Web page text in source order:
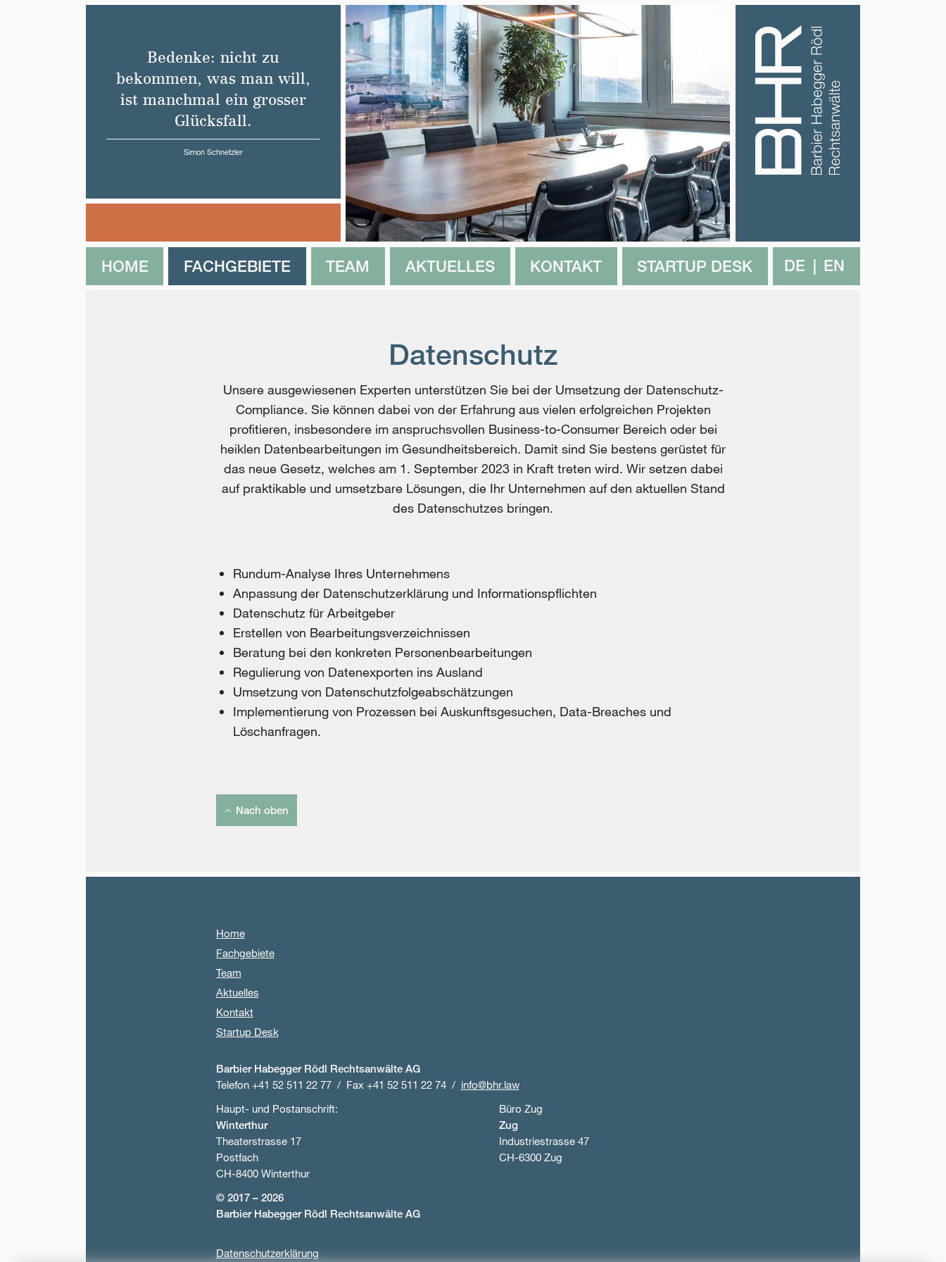
Bedenke: nicht zu
bekommen, was man will,
ist manchmal ein grosser
Glücksfall.
Simon Schnetzler
HOME FACHGEBIETE TEAM AKTUELLES KONTAKT STARTUP DESK DE EN
Datenschutz
Unsere ausgewiesenen Experten unterstützen Sie bei der Umsetzung der Datenschutz-
Compliance. Sie können dabei von der Erfahrung aus vielen erfolgreichen Projekten
profitieren, insbesondere im anspruchsvollen Business-to-Consumer Bereich oder bei
heiklen Datenbearbeitungen im Gesundheitsbereich. Damit sind Sie bestens gerüstet für
das neue Gesetz, welches am 1. September 2023 in Kraft treten wird. Wir setzen dabei
auf praktikable und umsetzbare Lösungen, die Ihr Unternehmen auf den aktuellen Stand
des Datenschutzes bringen.
Rundum-Analyse Ihres Unternehmens
Anpassung der Datenschutzerklärung und Informationspflichten
Datenschutz für Arbeitgeber
Erstellen von Bearbeitungsverzeichnissen
Beratung bei den konkreten Personenbearbeitungen
Regulierung von Datenexporten ins Ausland
Umsetzung von Datenschutzfolgeabschätzungen
Implementierung von Prozessen bei Auskunftsgesuchen, Data-Breaches und
Löschanfragen.
Nach oben
Home
Fachgebiete
Team
Aktuelles
Kontakt
Startup Desk
Barbier Habegger Rödl Rechtsanwälte AG
Telefon +41 52 511 22 77 Fax +41 52 511 22 74
info@bhr.law
Haupt- und Postanschrift:
Winterthur
Theaterstrasse 17
Postfach
CH-8400 Winterthur
Büro Zug
Zug
Industriestrasse 47
CH-6300 Zug
© 2017 – 2026
Barbier Habegger Rödl Rechtsanwälte AG
Datenschutzerklärung